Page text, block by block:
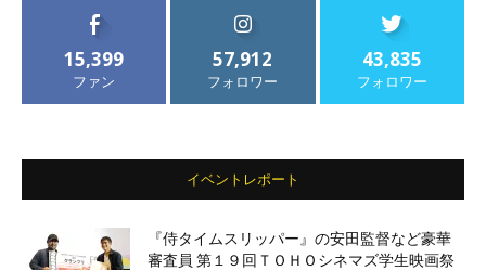
15,399
ファン
57,912
フォロワー
43,835
フォロワー
イベントレポート
『侍タイムスリッパー』の安田監督など豪華
審査員 第１９回ＴＯＨＯシネマズ学生映画祭